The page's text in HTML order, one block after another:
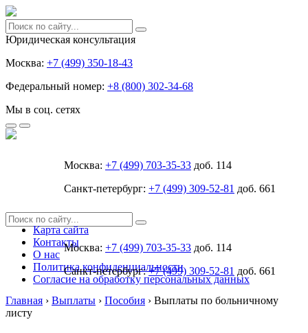
Юридическая консультация
Москва: +7 (499) 350-18-43
Федеральный номер: +8 (800) 302-34-68
Мы в соц. сетях
Москва: +7 (499) 703-35-33 доб. 114
Санкт-петербург: +7 (499) 309-52-81 доб. 661
Карта сайта
Контакты
О нас
Политика конфиденциальности
Согласие на обработку персональных данных
Москва: +7 (499) 703-35-33 доб. 114
Санкт-петербург: +7 (499) 309-52-81 доб. 661
Главная › Выплаты › Пособия › Выплаты по больничному
листу